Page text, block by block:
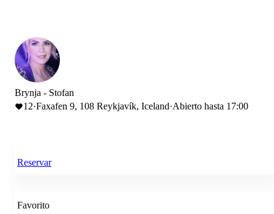
Brynja - Stofan
12·Faxafen 9, 108 Reykjavík, Iceland·Abierto hasta 17:00
Reservar
Favorito